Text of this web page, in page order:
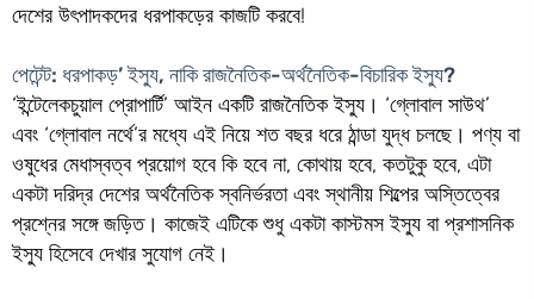
দেশের উৎপাদকদের ধরপাকড়ের কাজটি করবে!
পেটেন্ট: ধরপাকড়’ ইস্যু, নাকি রাজনৈতিক-অর্থনৈতিক-বিচারিক ইস্যু?
‘ইন্টেলেকচুয়াল প্রোপার্টি’ আইন একটি রাজনৈতিক ইস্যু। ‘গ্লোবাল সাউথ’
এবং ‘গ্লোবাল নর্থে’র মধ্যে এই নিয়ে শত বছর ধরে ঠান্ডা যুদ্ধ চলছে। পণ্য বা
ওষুধের মেধাস্বত্ব প্রয়োগ হবে কি হবে না, কোথায় হবে, কতটুকু হবে, এটা
একটা দরিদ্র দেশের অর্থনৈতিক স্বনির্ভরতা এবং স্থানীয় শিল্পের অস্তিত্বের
প্রশ্নের সঙ্গে জড়িত। কাজেই এটিকে শুধু একটা কাস্টমস ইস্যু বা প্রশাসনিক
ইস্যু হিসেবে দেখার সুযোগ নেই।